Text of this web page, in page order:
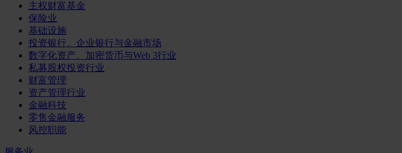
主权财富基金
保险业
基础设施
投资银行、企业银行与金融市场
数字化资产、加密货币与Web 3行业
私募股权投资行业
财富管理
资产管理行业
金融科技
零售金融服务
风控职能